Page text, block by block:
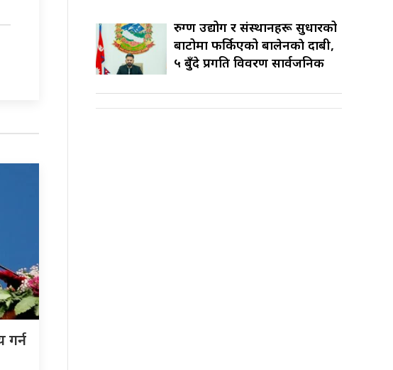
गर्न
रुग्ण उद्योग र संस्थानहरू सुधारको
बाटोमा फर्किएको बालेनकाे दाबी,
५ बुँदे प्रगति विवरण सार्वजनिक